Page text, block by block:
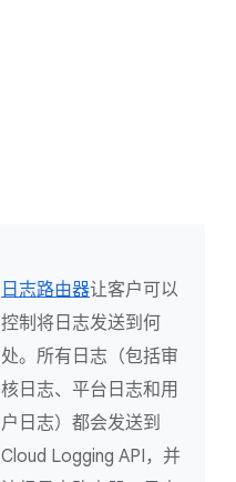
日志路由器让客户可以
控制将日志发送到何
处。所有日志（包括审
核日志、平台日志和用
户日志）都会发送到
Cloud Logging API，并